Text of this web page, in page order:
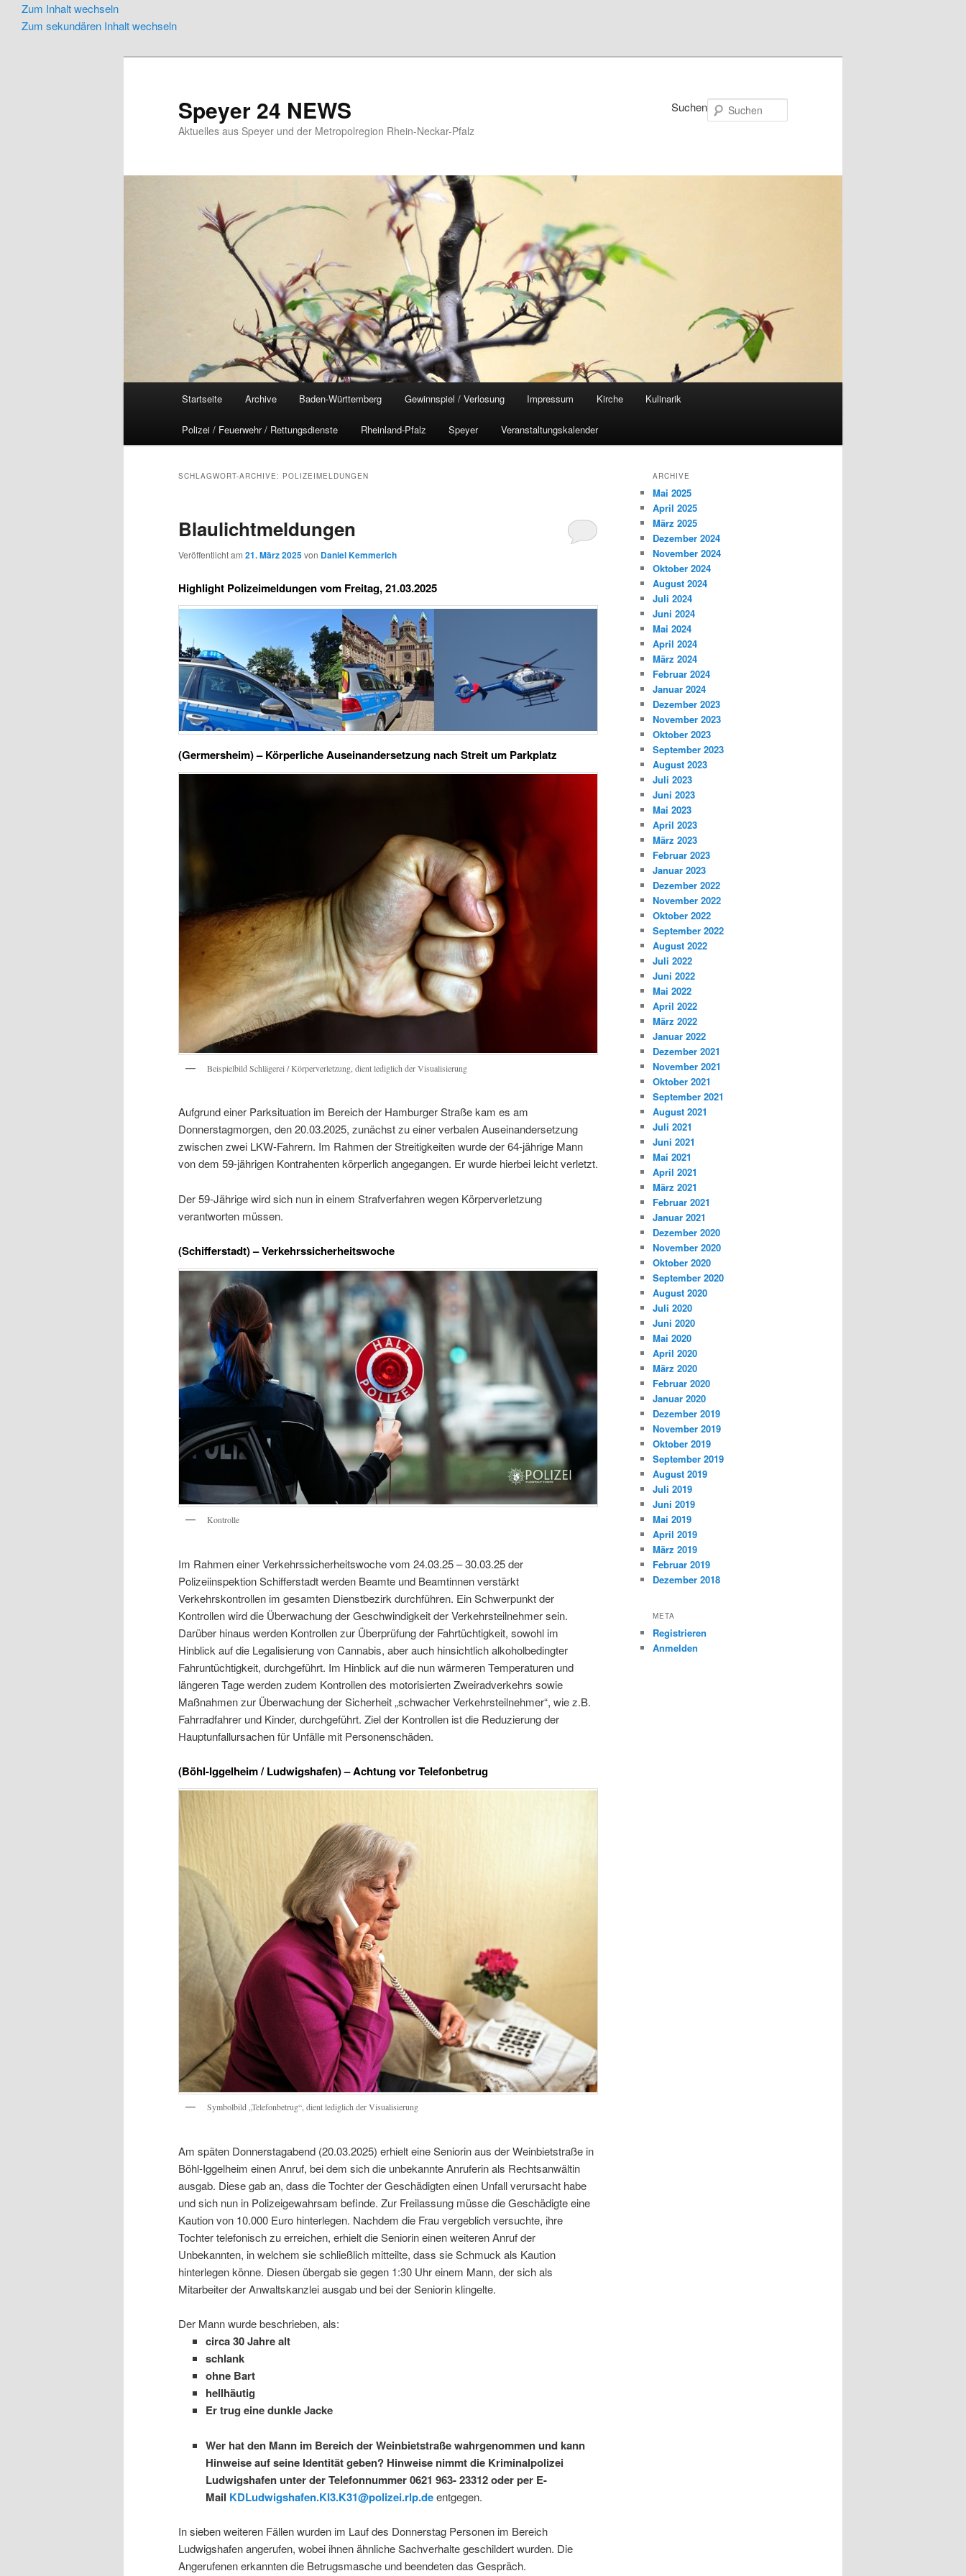
Zum Inhalt wechseln
Zum sekundären Inhalt wechseln
Speyer 24 NEWS
Aktuelles aus Speyer und der Metropolregion Rhein-Neckar-Pfalz
Suchen
Startseite Archive Baden-Württemberg Gewinnspiel / Verlosung Impressum Kirche Kulinarik
Polizei / Feuerwehr / Rettungsdienste Rheinland-Pfalz Speyer Veranstaltungskalender
SCHLAGWORT-ARCHIVE: POLIZEIMELDUNGEN
Blaulichtmeldungen
Veröffentlicht am 21. März 2025von Daniel Kemmerich
Highlight Polizeimeldungen vom Freitag, 21.03.2025
(Germersheim) – Körperliche Auseinandersetzung nach Streit um Parkplatz
Beispielbild Schlägerei / Körperverletzung, dient lediglich der Visualisierung
Aufgrund einer Parksituation im Bereich der Hamburger Straße kam es am
Donnerstagmorgen, den 20.03.2025, zunächst zu einer verbalen Auseinandersetzung
zwischen zwei LKW-Fahrern. Im Rahmen der Streitigkeiten wurde der 64-jährige Mann
von dem 59-jährigen Kontrahenten körperlich angegangen. Er wurde hierbei leicht verletzt.
Der 59-Jährige wird sich nun in einem Strafverfahren wegen Körperverletzung
verantworten müssen.
(Schifferstadt) – Verkehrssicherheitswoche
Kontrolle
Im Rahmen einer Verkehrssicherheitswoche vom 24.03.25 – 30.03.25 der
Polizeiinspektion Schifferstadt werden Beamte und Beamtinnen verstärkt
Verkehrskontrollen im gesamten Dienstbezirk durchführen. Ein Schwerpunkt der
Kontrollen wird die Überwachung der Geschwindigkeit der Verkehrsteilnehmer sein.
Darüber hinaus werden Kontrollen zur Überprüfung der Fahrtüchtigkeit, sowohl im
Hinblick auf die Legalisierung von Cannabis, aber auch hinsichtlich alkoholbedingter
Fahruntüchtigkeit, durchgeführt. Im Hinblick auf die nun wärmeren Temperaturen und
längeren Tage werden zudem Kontrollen des motorisierten Zweiradverkehrs sowie
Maßnahmen zur Überwachung der Sicherheit „schwacher Verkehrsteilnehmer“, wie z.B.
Fahrradfahrer und Kinder, durchgeführt. Ziel der Kontrollen ist die Reduzierung der
Hauptunfallursachen für Unfälle mit Personenschäden.
(Böhl-Iggelheim / Ludwigshafen) – Achtung vor Telefonbetrug
Symbolbild „Telefonbetrug“, dient lediglich der Visualisierung
Am späten Donnerstagabend (20.03.2025) erhielt eine Seniorin aus der Weinbietstraße in
Böhl-Iggelheim einen Anruf, bei dem sich die unbekannte Anruferin als Rechtsanwältin
ausgab. Diese gab an, dass die Tochter der Geschädigten einen Unfall verursacht habe
und sich nun in Polizeigewahrsam befinde. Zur Freilassung müsse die Geschädigte eine
Kaution von 10.000 Euro hinterlegen. Nachdem die Frau vergeblich versuchte, ihre
Tochter telefonisch zu erreichen, erhielt die Seniorin einen weiteren Anruf der
Unbekannten, in welchem sie schließlich mitteilte, dass sie Schmuck als Kaution
hinterlegen könne. Diesen übergab sie gegen 1:30 Uhr einem Mann, der sich als
Mitarbeiter der Anwaltskanzlei ausgab und bei der Seniorin klingelte.
Der Mann wurde beschrieben, als:
circa 30 Jahre alt
schlank
ohne Bart
hellhäutig
Er trug eine dunkle Jacke
Wer hat den Mann im Bereich der Weinbietstraße wahrgenommen und kann
Hinweise auf seine Identität geben? Hinweise nimmt die Kriminalpolizei
Ludwigshafen unter der Telefonnummer 0621 963- 23312 oder per E-
Mail KDLudwigshafen.KI3.K31@polizei.rlp.deentgegen.
In sieben weiteren Fällen wurden im Lauf des Donnerstag Personen im Bereich
Ludwigshafen angerufen, wobei ihnen ähnliche Sachverhalte geschildert wurden. Die
Angerufenen erkannten die Betrugsmasche und beendeten das Gespräch.
ARCHIVE
Mai 2025
April 2025
März 2025
Dezember 2024
November 2024
Oktober 2024
August 2024
Juli 2024
Juni 2024
Mai 2024
April 2024
März 2024
Februar 2024
Januar 2024
Dezember 2023
November 2023
Oktober 2023
September 2023
August 2023
Juli 2023
Juni 2023
Mai 2023
April 2023
März 2023
Februar 2023
Januar 2023
Dezember 2022
November 2022
Oktober 2022
September 2022
August 2022
Juli 2022
Juni 2022
Mai 2022
April 2022
März 2022
Januar 2022
Dezember 2021
November 2021
Oktober 2021
September 2021
August 2021
Juli 2021
Juni 2021
Mai 2021
April 2021
März 2021
Februar 2021
Januar 2021
Dezember 2020
November 2020
Oktober 2020
September 2020
August 2020
Juli 2020
Juni 2020
Mai 2020
April 2020
März 2020
Februar 2020
Januar 2020
Dezember 2019
November 2019
Oktober 2019
September 2019
August 2019
Juli 2019
Juni 2019
Mai 2019
April 2019
März 2019
Februar 2019
Dezember 2018
META
Registrieren
Anmelden